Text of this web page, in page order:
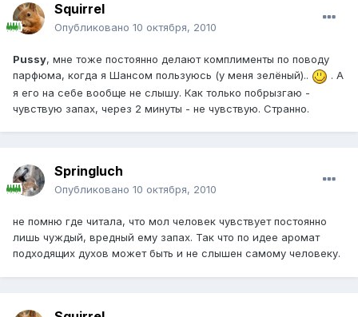
Squirrel
Опубликовано 10 октября, 2010
Pussy, мне тоже постоянно делают комплименты по поводу
парфюма, когда я Шансом пользуюсь (у меня зелёный)..
. А
я его на себе вообще не слышу. Как только побрызгаю -
чувствую запах, через 2 минуты - не чувствую. Странно.
Springluch
Опубликовано 10 октября, 2010
не помню где читала, что мол человек чувствует постоянно
лишь чуждый, вредный ему запах. Так что по идее аромат
подходящих духов может быть и не слышен самому человеку.